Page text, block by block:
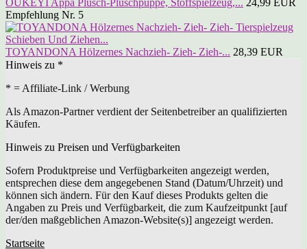
OUKEYI Appa Plüsch-Plüschpuppe, Stoffspielzeug,... 24,99 EUR
Empfehlung Nr. 5
TOYANDONA Hölzernes Nachzieh- Zieh- Zieh-... 28,39 EUR
Hinweis zu *
* = Affiliate-Link / Werbung
Als Amazon-Partner verdient der Seitenbetreiber an qualifizierten
Käufen.
Hinweis zu Preisen und Verfügbarkeiten
Sofern Produktpreise und Verfügbarkeiten angezeigt werden,
entsprechen diese dem angegebenen Stand (Datum/Uhrzeit) und
können sich ändern. Für den Kauf dieses Produkts gelten die
Angaben zu Preis und Verfügbarkeit, die zum Kaufzeitpunkt [auf
der/den maßgeblichen Amazon-Website(s)] angezeigt werden.
Startseite